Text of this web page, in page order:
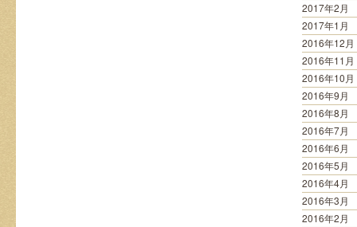
2017年2月
2017年1月
2016年12月
2016年11月
2016年10月
2016年9月
2016年8月
2016年7月
2016年6月
2016年5月
2016年4月
2016年3月
2016年2月